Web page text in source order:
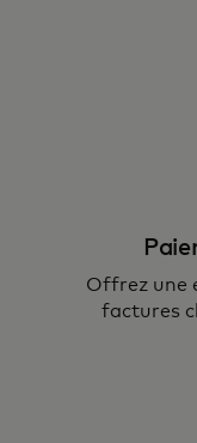
Offrez une
factures